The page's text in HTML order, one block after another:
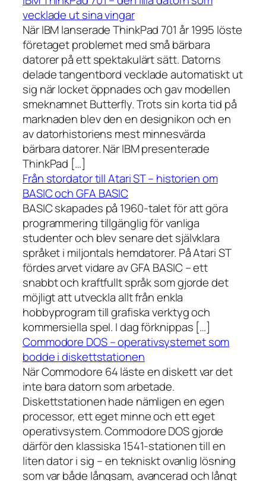
vecklade ut sina vingar
När IBM lanserade ThinkPad 701 år 1995 löste
företaget problemet med små bärbara
datorer på ett spektakulärt sätt. Datorns
delade tangentbord vecklade automatiskt ut
sig när locket öppnades och gav modellen
smeknamnet Butterfly. Trots sin korta tid på
marknaden blev den en designikon och en
av datorhistoriens mest minnesvärda
bärbara datorer. När IBM presenterade
ThinkPad […]
Från stordator till Atari ST – historien om
BASIC och GFA BASIC
BASIC skapades på 1960-talet för att göra
programmering tillgänglig för vanliga
studenter och blev senare det självklara
språket i miljontals hemdatorer. På Atari ST
fördes arvet vidare av GFA BASIC – ett
snabbt och kraftfullt språk som gjorde det
möjligt att utveckla allt från enkla
hobbyprogram till grafiska verktyg och
kommersiella spel. I dag förknippas […]
Commodore DOS – operativsystemet som
bodde i diskettstationen
När Commodore 64 läste en diskett var det
inte bara datorn som arbetade.
Diskettstationen hade nämligen en egen
processor, ett eget minne och ett eget
operativsystem. Commodore DOS gjorde
därför den klassiska 1541-stationen till en
liten dator i sig – en tekniskt ovanlig lösning
som var både långsam, avancerad och långt